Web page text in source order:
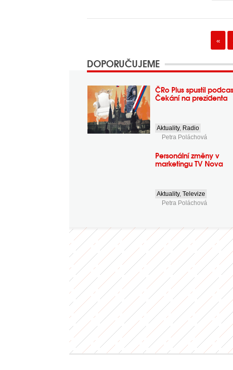
«
DOPORUČUJEME
ČRo Plus spustil
Čekání na prezidenta
Aktuality, Radio
Petra Poláchová
Personální změny v
marketingu TV Nova
Aktuality,Televize
Petra Poláchová